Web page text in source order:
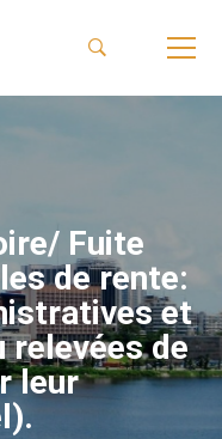
Fuite
de rente:
et
de
leur